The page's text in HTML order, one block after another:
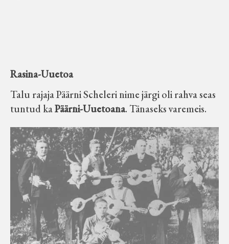
Rasina-Uuetoa
Talu rajaja Päärni Scheleri nime järgi oli rahva seas
tuntud kaPäärni-Uuetoana. Tänaseks varemeis.